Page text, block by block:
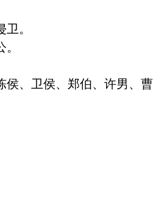
。
侯、卫侯、郑伯、许男、曹